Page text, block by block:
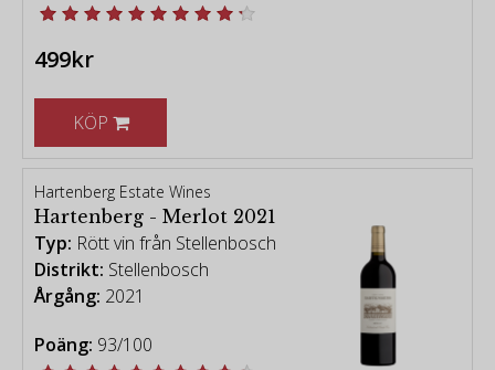
499kr
KÖP
Hartenberg Estate Wines
Hartenberg - Merlot 2021
Typ: Rött vin från Stellenbosch
Distrikt: Stellenbosch
Årgång: 2021
Poäng: 93/100